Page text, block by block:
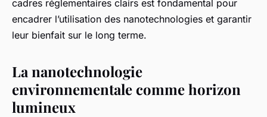
cadres réglementaires clairs est fondamental pour
encadrer l’utilisation des nanotechnologies et garantir
leur bienfait sur le long terme.
La nanotechnologie
environnementale comme horizon
lumineux